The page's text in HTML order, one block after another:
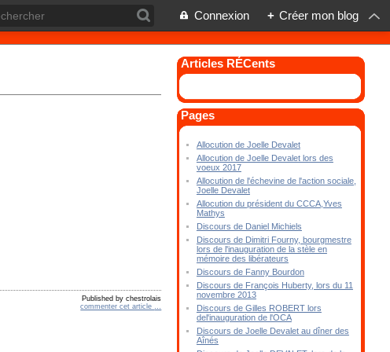
Connexion + Créer mon blog
Published by chestrolais
commenter cet article
Articles RÉCents
Pages
Allocution de Joelle Devalet
Allocution de Joelle Devalet lors des
voeux 2017
Allocution de l'échevine de l'action sociale,
Joelle Devalet
Allocution du président du CCCA,Yves
Mathys
Discours de Daniel Michiels
Discours de Dimitri Fourny, bourgmestre
lors de l'inauguration de la stèle en
mémoire des libérateurs
Discours de Fanny Bourdon
Discours de François Huberty, lors du 11
novembre 2013
Discours de Gilles ROBERT lors
del'inauguration de l'OCA
Discours de Joelle Devalet au dîner des
Aînés